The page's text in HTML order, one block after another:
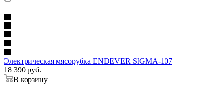
Электрическая мясорубка ENDEVER SIGMA-107
18 390 руб.
В корзину